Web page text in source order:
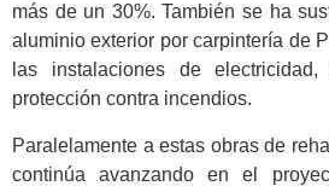
más de un 30%. También se ha
aluminio exterior por carpintería de
las instalaciones de electricidad,
protección contra incendios.
Paralelamente a estas obras de
continúa avanzando en el